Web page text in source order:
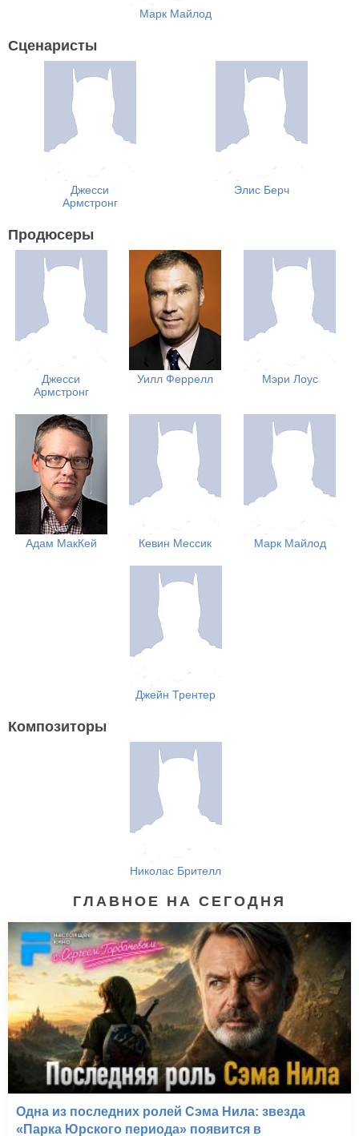
Марк Майлод
Сценаристы
Джесси
Армстронг
Элис Берч
Продюсеры
Джесси
Армстронг
Уилл Феррелл Мэри Лоус
Адам МакКей Кевин Мессик Марк Майлод
Джейн Трентер
Композиторы
Николас Брителл
ГЛАВНОЕ НА СЕГОДНЯ
Одна из последних ролей Сэма Нила: звезда
«Парка Юрского периода» появится в